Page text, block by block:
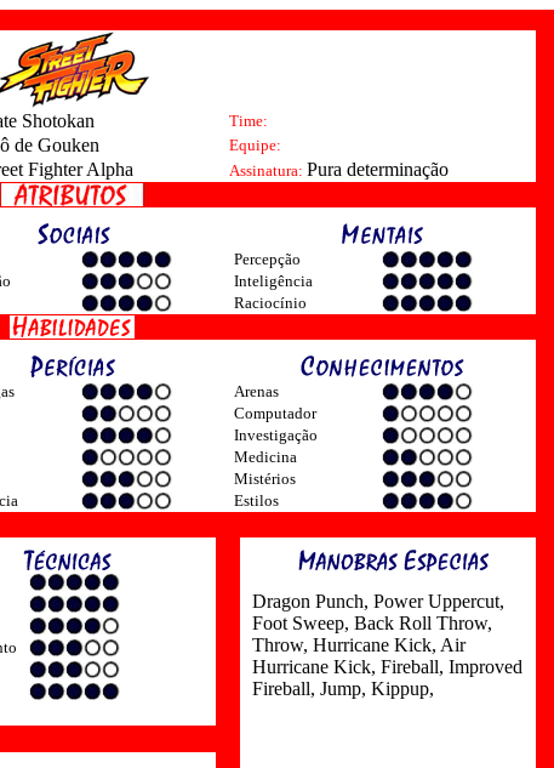
Shotokan
Time:
de Gouken
Equipe:
Fighter Alpha Assinatura: Pura determinação
Percepção
Inteligência
Raciocínio
Arenas
Computador
Investigação
Medicina
Mistérios
Estilos
Dragon Punch, Power Uppercut,
Foot Sweep, Back Roll Throw,
Throw, Hurricane Kick, Air
Hurricane Kick, Fireball, Improved
Fireball, Jump, Kippup,